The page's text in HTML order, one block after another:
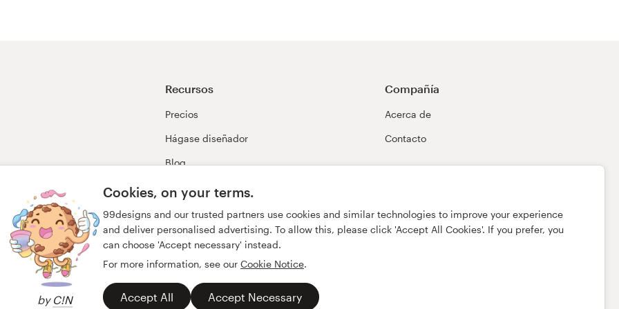
by C!N
Cookies, on your terms.
99designs and our trusted partners use cookies and similar technologies to improve your experience
and deliver personalised advertising. To allow this, please click 'Accept All Cookies'. If you prefer, you
can choose 'Accept necessary' instead.
For more information, see our Cookie Notice.
Accept All Accept Necessary
Recursos
Precios
Hágase diseñador
Blog
Compañía
Acerca de
Contacto